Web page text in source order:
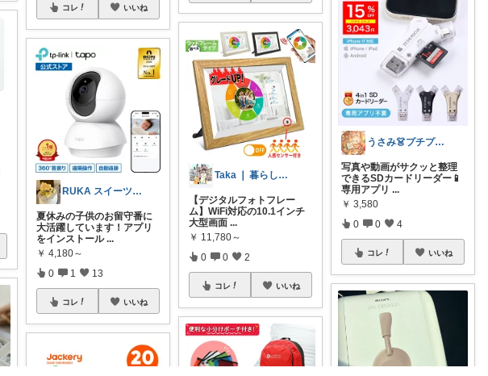
コレ いいね
RUKA スイーツ大好き2児ママ😊💕
夏休みの子供のお留守番に
大活躍しています！アプリ
をインストール ...
￥ 4,180～
0 1 13
コレ いいね
Taka ❘ 暮らしをアップデート
【デジタルフォトフレー
ム】WiFi対応の10.1インチ
大型画面 ...
￥ 11,780～
0 0 2
コレ いいね
うさみ👗プチプラで叶える大人コーデ
写真や動画がサクッと整理
できるSDカードリーダー📱
専用アプリ ...
￥ 3,580
0 0 4
コレ いいね